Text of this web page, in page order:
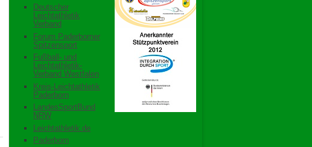
Deutscher
Leichtathletik
Verband
Forum Paderborner
Spitzensport
Fußball- und
Leichtathletik-
Verband Westfalen
Kreis-Leichtathletik
Paderborn
LandesSportBund
NRW
Leichtathletik.de
Paderborn